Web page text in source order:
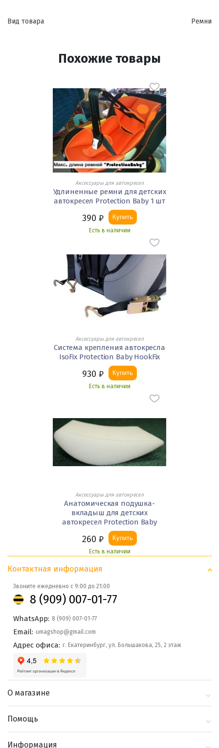
Вид товара Ремни
Похожие товары
Аксессуары для автокресел
Удлиненные ремни для детских
автокресел Protection Baby 1 шт
390 ₽ Купить
Есть в наличии
Аксессуары для автокресел
Система крепления автокресла
IsoFix Protection Baby HookFix
930 ₽ Купить
Есть в наличии
Аксессуары для автокресел
Анатомическая подушка-
вкладыш для детских
автокресел Protection Baby
260 ₽ Купить
Есть в наличии
Контактная информация
Звоните ежедневно с 9:00 до 21:00
8 (909) 007-01-77
WhatsApp: 8 (909) 007-01-77
Email: umagshop@gmail.com
Адрес офиса: г. Екатеринбург, ул. Большакова, 25, 2 этаж
О магазине
Помощь
Информация